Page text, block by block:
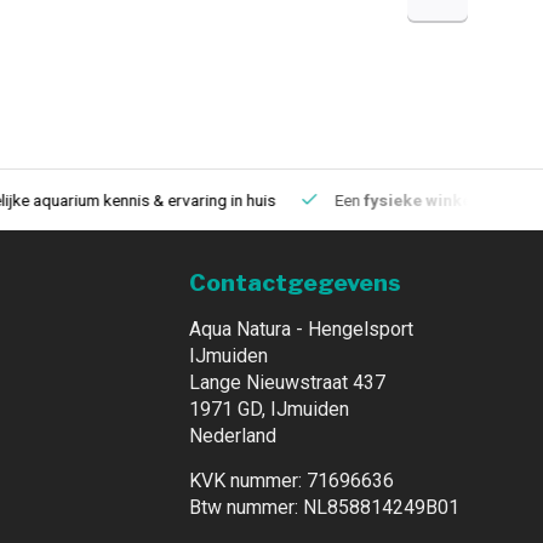
kennis & ervaring in huis Een fysieke winkelin IJmuiden
Contactgegevens
Aqua Natura - Hengelsport
IJmuiden
Lange Nieuwstraat 437
1971 GD, IJmuiden
Nederland
KVK nummer: 71696636
Btw nummer: NL858814249B01